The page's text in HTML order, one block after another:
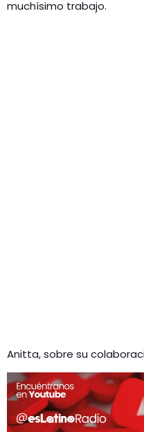
muchísimo trabajo.
Anitta, sobre su